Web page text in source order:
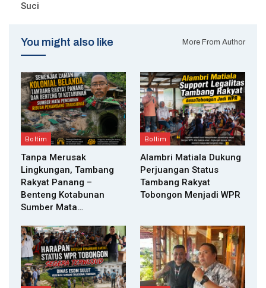
Suci
You might also like More From Author
Boltim
Tanpa Merusak
Lingkungan, Tambang
Rakyat Panang –
Benteng Kotabunan
Sumber Mata…
Boltim
Alambri Matiala Dukung
Perjuangan Status
Tambang Rakyat
Tobongon Menjadi WPR